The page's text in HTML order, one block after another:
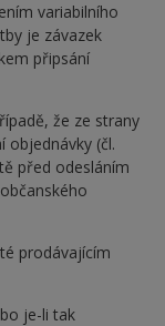
variabilního
je závazek
připsání
že ze strany
objednávky (čl.
před odesláním
prodávajícím
je-li tak